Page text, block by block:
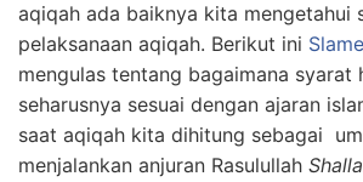
aqiqah ada baiknya kita mengetahui
pelaksanaan aqiqah. Berikut ini
mengulas tentang bagaimana syarat
seharusnya sesuai dengan ajaran
saat aqiqah kita dihitung sebagai
menjalankan anjuran Rasulullah